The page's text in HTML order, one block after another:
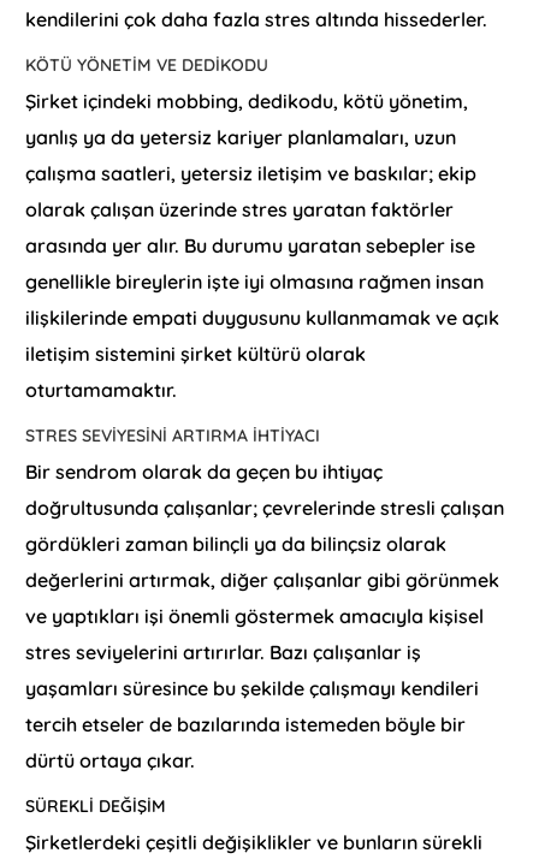
kendilerini çok daha fazla stres altında hissederler.
KÖTÜ YÖNETIM VE DEDIKODU
Şirket içindeki mobbing, dedikodu, kötü yönetim,
yanlış ya da yetersiz kariyer planlamaları, uzun
çalışma saatleri, yetersiz iletişim ve baskılar; ekip
olarak çalışan üzerinde stres yaratan faktörler
arasında yer alır. Bu durumu yaratan sebepler ise
genellikle bireylerin işte iyi olmasına rağmen insan
ilişkilerinde empati duygusunu kullanmamak ve açık
iletişim sistemini şirket kültürü olarak
oturtamamaktır.
STRES SEVIYESINI ARTIRMA İHTIYACI
Bir sendrom olarak da geçen bu ihtiyaç
doğrultusunda çalışanlar; çevrelerinde stresli çalışan
gördükleri zaman bilinçli ya da bilinçsiz olarak
değerlerini artırmak, diğer çalışanlar gibi görünmek
ve yaptıkları işi önemli göstermek amacıyla kişisel
stres seviyelerini artırırlar. Bazı çalışanlar iş
yaşamları süresince bu şekilde çalışmayı kendileri
tercih etseler de bazılarında istemeden böyle bir
dürtü ortaya çıkar.
SÜREKLI DEĞIŞIM
Şirketlerdeki çeşitli değişiklikler ve bunların sürekli